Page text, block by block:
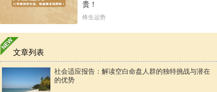
贵！
终生运势
文章列表
社会适应报告：解读空白命盘人群的独特挑战与潜在
的优势